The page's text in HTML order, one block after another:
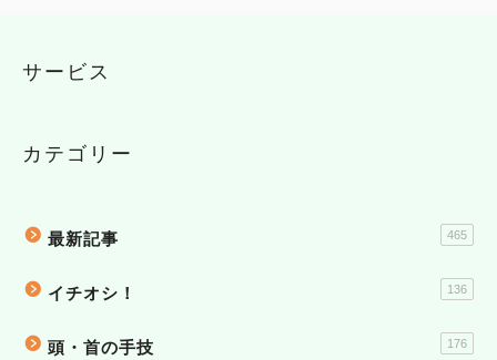
サービス
カテゴリー
最新記事 465
イチオシ！ 136
頭・首の手技 176